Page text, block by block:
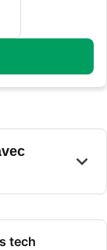
tech